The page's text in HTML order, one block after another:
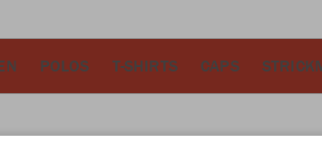
POLOS T-SHIRTS CAPS